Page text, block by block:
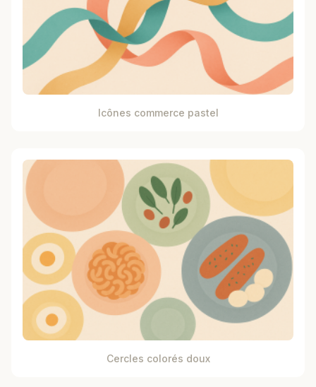
Icônes commerce pastel
Cercles colorés doux